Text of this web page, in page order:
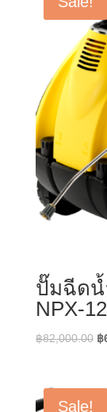
ปั๊มฉีดน้
NPX-
฿82,000.00
฿
฿
Sale!